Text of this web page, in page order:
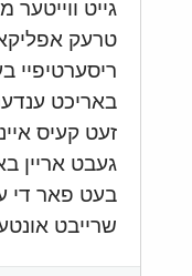
גייט ווייטער
טרעק
ריסערטיפיי
באריכט
זעט קעיס
געבט אריין
בעט פאר די
שרייבט